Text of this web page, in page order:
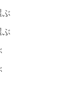
ぶ
ぶ